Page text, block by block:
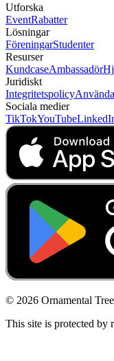
Utforska
EventRabatter
Lösningar
FöreningarStudenter
Resurser
KundcaseAmbassadör
Juridiskt
Integritetspolicy
Sociala medier
TikTokYouTube
© 2026 Ornamental
This site is protected by